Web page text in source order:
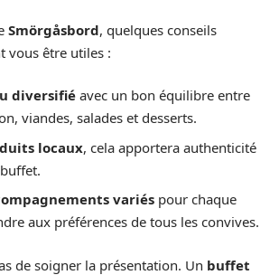
Smörgåsbord, quelques conseils
vous être utiles :
diversifié avec un bon équilibre entre
viandes, salades et desserts.
locaux, cela apportera authenticité
variés pour chaque
aux préférences de tous les convives.
de soigner la présentation. Un buffet